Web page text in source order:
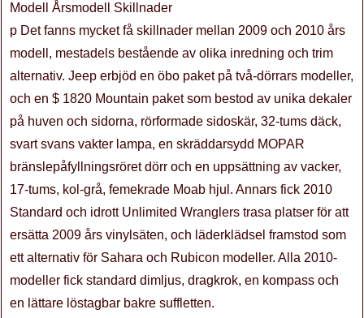
Modell Årsmodell Skillnader
p Det fanns mycket få skillnader mellan 2009 och 2010 års
modell, mestadels bestående av olika inredning och trim
alternativ. Jeep erbjöd en öbo paket på två-dörrars modeller,
och en $ 1820 Mountain paket som bestod av unika dekaler
på huven och sidorna, rörformade sidoskär, 32-tums däck,
svart svans vakter lampa, en skräddarsydd MOPAR
bränslepåfyllningsröret dörr och en uppsättning av vacker,
17-tums, kol-grå, femekrade Moab hjul. Annars fick 2010
Standard och idrott Unlimited Wranglers trasa platser för att
ersätta 2009 års vinylsäten, och läderklädsel framstod som
ett alternativ för Sahara och Rubicon modeller. Alla 2010-
modeller fick standard dimljus, dragkrok, en kompass och
en lättare löstagbar bakre suffletten.